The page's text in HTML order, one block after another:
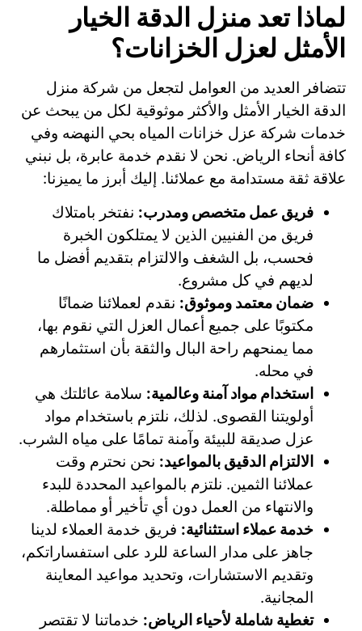
لماذا تعد منزل الدقة الخيار
الأمثل لعزل الخزانات؟
تتضافر العديد من العوامل لتجعل من شركة منزل
الدقة الخيار الأمثل والأكثر موثوقية لكل من يبحث عن
خدمات شركة عزل خزانات المياه بحي النهضه وفي
كافة أنحاء الرياض. نحن لا نقدم خدمة عابرة، بل نبني
علاقة ثقة مستدامة مع عملائنا. إليك أبرز ما يميزنا:
فريق عمل متخصص ومدرب: نفتخر بامتلاك
فريق من الفنيين الذين لا يمتلكون الخبرة
فحسب، بل الشغف والالتزام بتقديم أفضل ما
لديهم في كل مشروع.
ضمان معتمد وموثوق: نقدم لعملائنا ضمانًا
مكتوبًا على جميع أعمال العزل التي نقوم بها،
مما يمنحهم راحة البال والثقة بأن استثمارهم
في محله.
استخدام مواد آمنة وعالمية: سلامة عائلتك هي
أولويتنا القصوى. لذلك، نلتزم باستخدام مواد
عزل صديقة للبيئة وآمنة تمامًا على مياه الشرب.
الالتزام الدقيق بالمواعيد: نحن نحترم وقت
عملائنا الثمين. نلتزم بالمواعيد المحددة للبدء
والانتهاء من العمل دون أي تأخير أو مماطلة.
خدمة عملاء استثنائية: فريق خدمة العملاء لدينا
جاهز على مدار الساعة للرد على استفساراتكم،
وتقديم الاستشارات، وتحديد مواعيد المعاينة
المجانية.
تغطية شاملة لأحياء الرياض: خدماتنا لا تقتصر